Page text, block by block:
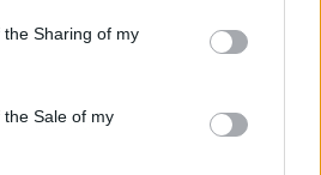
Sharing of my
Sale of my
Publicidad